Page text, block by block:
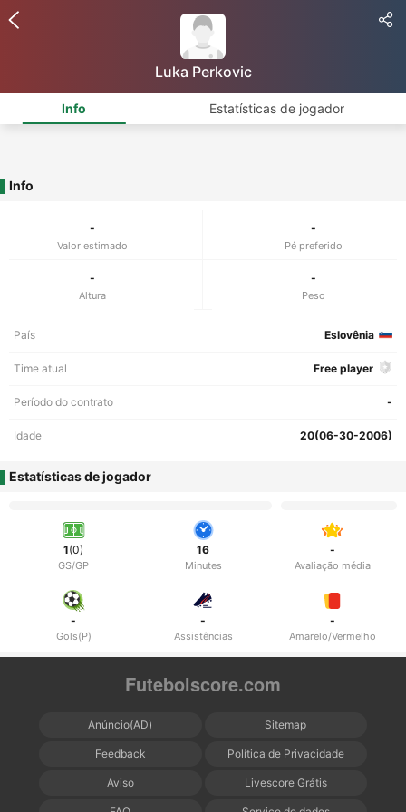
Luka Perkovic
Info Estatísticas de jogador
Info
-
Valor estimado
-
Pé preferido
-
Altura
-
Peso
País Eslovênia
Time atual Free player
Período do contrato -
Idade 20(06-30-2006)
Estatísticas de jogador
1(0)
GS/GP
16
Minutes
-
Avaliação média
-
Gols(P)
-
Assistências
-
Amarelo/Vermelho
Futebolscore.com
Anúncio(AD) Sitemap
Feedback Política de Privacidade
Aviso Livescore Grátis